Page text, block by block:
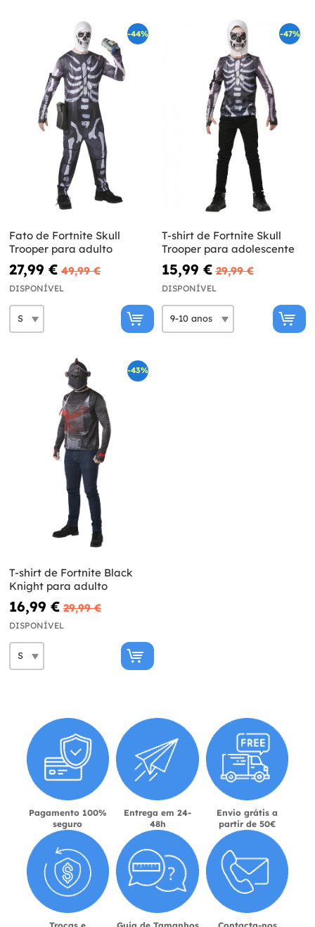
-44%
Fato de Fortnite Skull
Trooper para adulto
27,99 € 49,99 €
DISPONÍVEL
-47%
T-shirt de Fortnite Skull
Trooper para adolescente
15,99 € 29,99 €
DISPONÍVEL
-43%
T-shirt de Fortnite Black
Knight para adulto
16,99 € 29,99 €
DISPONÍVEL
Pagamento 100%
seguro
Entrega em 24-
48h
Envio grátis a
partir de 50€